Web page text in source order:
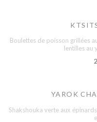
Boulettes de poisson grillées
lentilles au
YAROK
Shakshouka verte aux